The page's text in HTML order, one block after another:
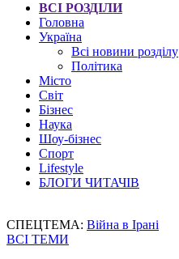
ВСІ РОЗДІЛИ
Головна
Україна
Всі новини розділу
Політика
Місто
Світ
Бізнес
Наука
Шоу-бізнес
Спорт
Lifestyle
БЛОГИ ЧИТАЧІВ
СПЕЦТЕМА: Війна в Ірані
ВСІ ТЕМИ